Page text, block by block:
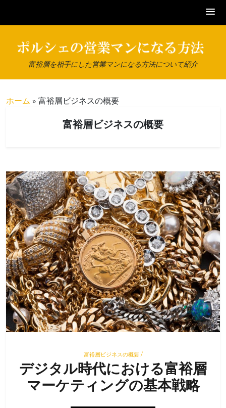
content
富裕層を相手にした営業マンになる方法について紹介
ホーム » 富裕層ビジネスの概要
富裕層ビジネスの概要
富裕層ビジネスの概要 /
デジタル時代における富裕層
マーケティングの基本戦略